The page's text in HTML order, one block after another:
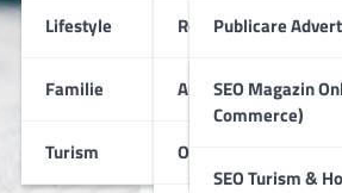
Lifestyle
Familie
Turism
Redactare Conținut
Publicare
Comunicate De
Audit SEO Tehnic
SEO Magazin
Commerce)
SEO Turism &
Optimizare SEO On-
Cum îți
Experiența de
sunet portabil
Cum lucrezi mai